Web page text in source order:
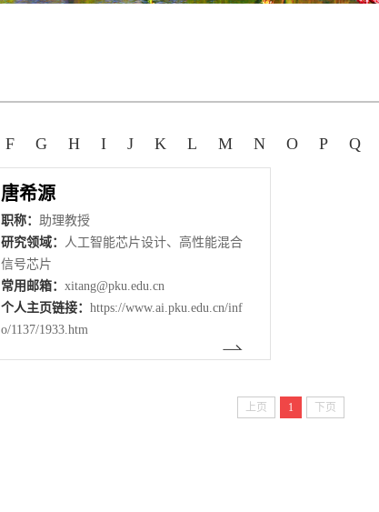
F G H I J K L M N O P Q
唐希源
职称： 助理教授
研究领域： 人工智能芯片设计、高性能混合
信号芯片
常用邮箱： xitang@pku.edu.cn
个人主页链接： https://www.ai.pku.edu.cn/inf
o/1137/1933.htm
上页 1 下页